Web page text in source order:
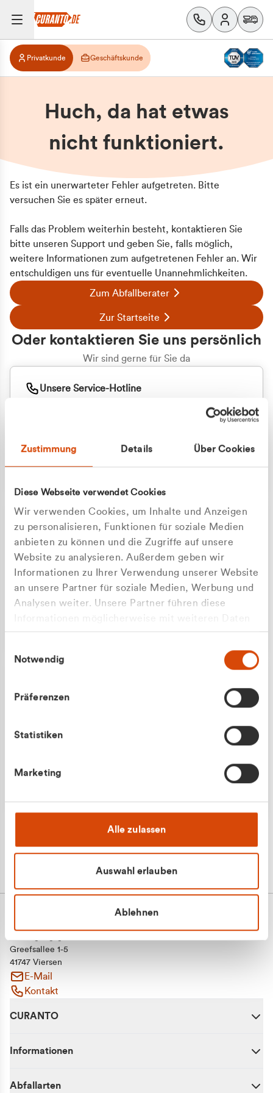
Zustimmung Details Über Cookies
Diese Webseite verwendet Cookies
Wir verwenden Cookies, um Inhalte und Anzeigen
zu personalisieren, Funktionen für soziale Medien
anbieten zu können und die Zugriffe auf unsere
Website zu analysieren. Außerdem geben wir
Informationen zu Ihrer Verwendung unserer Website
an unsere Partner für soziale Medien, Werbung und
Analysen weiter. Unsere Partner führen diese
zusammen, die Sie ihnen bereitgestellt haben oder
gesammelt haben.
Notwendig
Präferenzen
Statistiken
Marketing
Alle zulassen
Auswahl erlauben
Ablehnen
Zu welcher Kundengruppe
Privatkunde Geschäftskunde
Huch, da hat etwas
nicht funktioniert.
Es ist ein unerwarteter Fehler aufgetreten. Bitte
versuchen Sie es später erneut.
Falls das Problem weiterhin besteht, kontaktieren Sie
bitte unseren Support und geben Sie, falls möglich,
weitere Informationen zum aufgetretenen Fehler an. Wir
entschuldigen uns für eventuelle Unannehmlichkeiten.
Zum Abfallberater
Zur Startseite
Oder kontaktieren Sie uns persönlich
Wir sind gerne für Sie da
Unsere Service-Hotline
+49 177 8376058
Apilash Balanesan
Greefsallee 1-5
41747 Viersen
E-Mail
Kontakt
CURANTO
Informationen
Abfallarten